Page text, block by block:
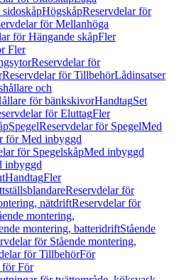
HögskåpReservdelar för
för Mellanhöga
för Hängande skåpFler
Fler
Reservdelar för
Reservdelar för TillbehörLådinsatser
och
för bänkskivorHandtagSet
för EluttagFler
SpegelReservdelar för SpegelMed
för Med inbyggd
för SpegelskåpMed inbyggd
inbyggd
HandtagFler
Reservdelar för
nätdriftReservdelar för
montering,
montering, batteridriftStående
för Stående montering,
för TillbehörFör
för För